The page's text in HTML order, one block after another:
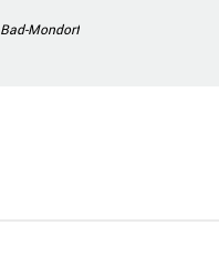
Bad-Mondorf